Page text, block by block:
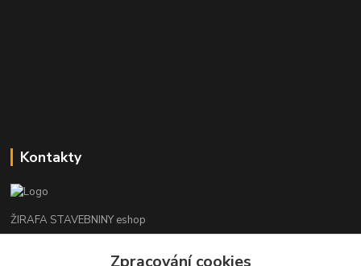
Kontakty
ŽIRAFA STAVEBNINY eshop
+420 312 685 342Zpracování cookies